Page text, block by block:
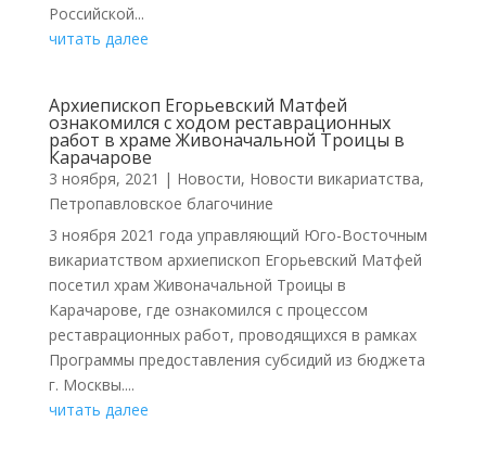
Российской...
читать далее
Архиепископ Егорьевский Матфей
ознакомился с ходом реставрационных
работ в храме Живоначальной Троицы в
Карачарове
3 ноября, 2021 | Новости, Новости викариатства,
Петропавловское благочиние
3 ноября 2021 года управляющий Юго-Восточным
викариатством архиепископ Егорьевский Матфей
посетил храм Живоначальной Троицы в
Карачарове, где ознакомился с процессом
реставрационных работ, проводящихся в рамках
Программы предоставления субсидий из бюджета
г. Москвы....
читать далее